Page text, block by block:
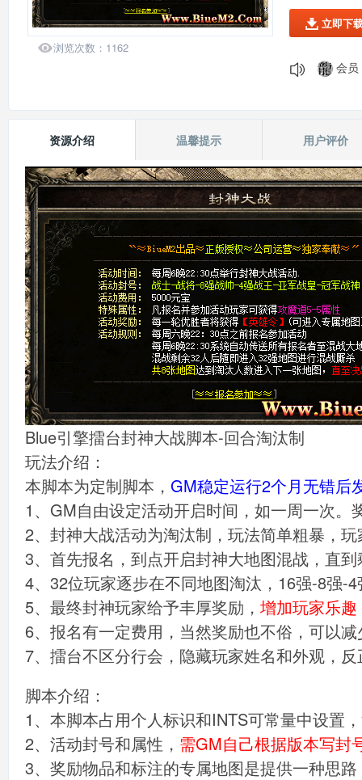
浏览次数： 1162
 立即下
会员
会员
会
会员
会员
资源介绍 温馨提示 用户评价
Blue引擎擂台封神大战脚本-回合淘汰制
玩法介绍：
本脚本为定制脚本， GM稳定运行2个月无错后
1、GM自由设定活动开启时间，如一周一次
2、封神大战活动为淘汰制，玩法简单粗暴，
3、首先报名，到点开启封神大地图混战，直
4、32位玩家逐步在不同地图淘汰，16强-8强-
5、最终封神玩家给予丰厚奖励， 增加玩家乐
6、报名有一定费用，当然奖励也不俗，可以
7、擂台不区分行会，隐藏玩家姓名和外观，
脚本介绍：
1、本脚本占用个人标识和INTS可常量中设置
2、活动封号和属性， 需GM自己根据版本写封
3、奖励物品和标注的专属地图是提供一种思路